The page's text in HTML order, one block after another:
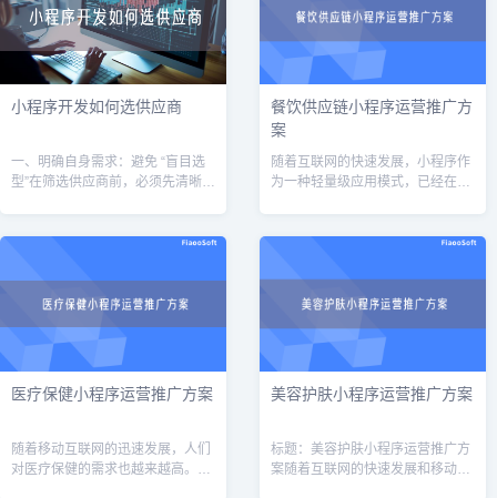
小程序开发如何选供应商
一、明确自身需求：避免 “盲目选
型”在筛选供应商前，必须先清晰定
求可从以下维度梳理：1. 业务场景
餐饮供应链小程序运营推广方
案
随着互联网的快速发展，小程序作
为一种轻量级应用模式，已经在各
种创新的运营方式，可以帮助餐饮
医疗保健小程序运营推广方案
随着移动互联网的迅速发展，人们
对医疗保健的需求也越来越高。为
美容护肤小程序运营推广方案
标题：美容护肤小程序运营推广方
案随着互联网的快速发展和移动设